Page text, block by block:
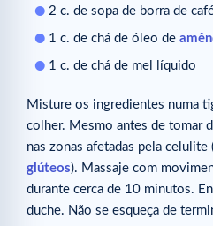
2 c. de sopa de borra de
1 c. de chá de óleo de
1 c. de chá de mel líquido
Misture os ingredientes numa
colher. Mesmo antes de tomar
nas zonas afetadas pela celulite (
glúteos). Massaje com
durante cerca de 10 minutos.
duche. Não se esqueça de